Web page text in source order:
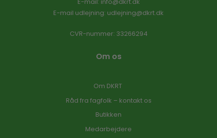
E-mail udlejning: udlejning@dkrt.dk
CVR-nummer: 33266294
Om os
Om DKRT
Råd fra fagfolk – kontakt os
Butikken
Medarbejdere